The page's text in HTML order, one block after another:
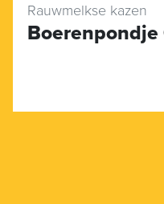
Rauwmelkse kazen
Boerenpondje